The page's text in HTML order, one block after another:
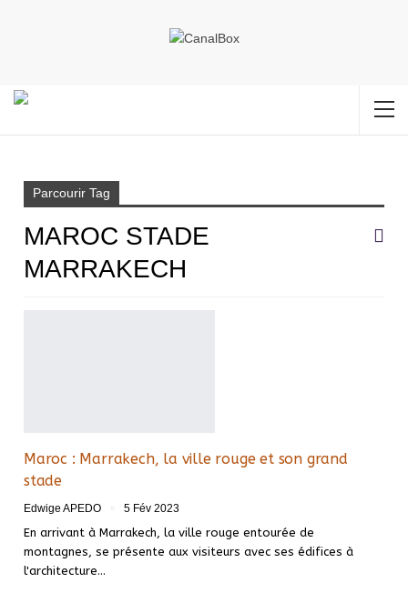
Parcourir Tag
MAROC STADE
MARRAKECH
Maroc : Marrakech, la ville rouge et son grand
stade
Edwige APEDO 5 Fév 2023
En arrivant à Marrakech, la ville rouge entourée de
montagnes, se présente aux visiteurs avec ses édifices à
l'architecture…